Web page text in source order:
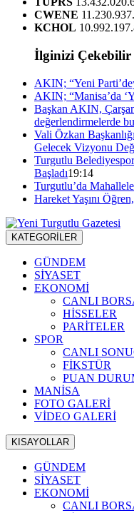
CWENE
KCHOL
İlginizi Çekebilir
AKIN; “Yeni
AKIN; “Manisa’da
Başkan AKIN,
değerlendirmelerde
Vali Özkan
Gelecek Vizyonu
Turgutlu
Başladı19:14
Turgutlu’da
Hareket Yaşını
KATEGORİLER
GÜNDEM
SİYASET
EKONOMİ
CANLI
HİSSELER
PARİTELER
SPOR
CANLI
FİKSTÜR
PUAN
MANİSA
FOTO GALERİ
VİDEO GALERİ
KISAYOLLAR
GÜNDEM
SİYASET
EKONOMİ
CANLI